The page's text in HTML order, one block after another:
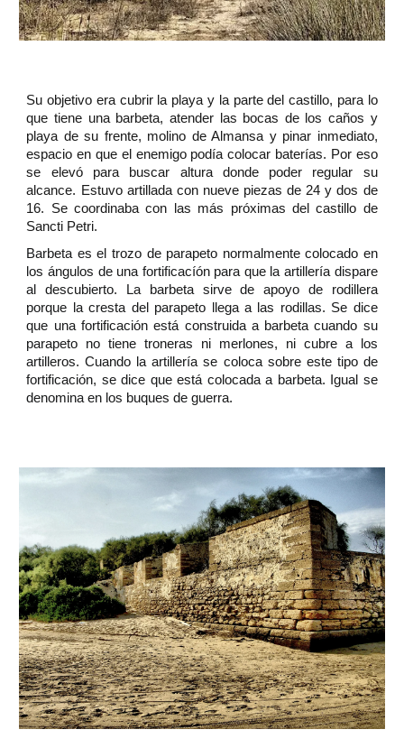
Su objetivo era cubrir la playa y la parte del castillo, para lo
que tiene una barbeta, atender las bocas de los caños y
playa de su frente, molino de Almansa y pinar inmediato,
espacio en que el enemigo podía colocar baterías. Por eso
se elevó para buscar altura donde poder regular su
alcance. Estuvo artillada con nueve piezas de 24 y dos de
16. Se coordinaba con las más próximas del castillo de
Sancti Petri.
Barbeta es el trozo de parapeto normalmente colocado en
los ángulos de una fortificacíón para que la artillería dispare
al descubierto. La barbeta sirve de apoyo de rodillera
porque la cresta del parapeto llega a las rodillas. Se dice
que una fortificación está construida a barbeta cuando su
parapeto no tiene troneras ni merlones, ni cubre a los
artilleros. Cuando la artillería se coloca sobre este tipo de
fortificación, se dice que está colocada a barbeta. Igual se
denomina en los buques de guerra.